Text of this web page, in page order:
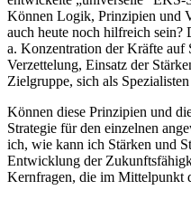
Können Logik, Prinzipien und
auch heute noch hilfreich sein?
a. Konzentration der Kräfte auf
Verzettelung, Einsatz der
Zielgruppe, sich als
Können diese Prinzipien und
Strategie für den einzelnen
ich, wie kann ich Stärken und
Entwicklung der
Kernfragen, die im Mittelpunkt